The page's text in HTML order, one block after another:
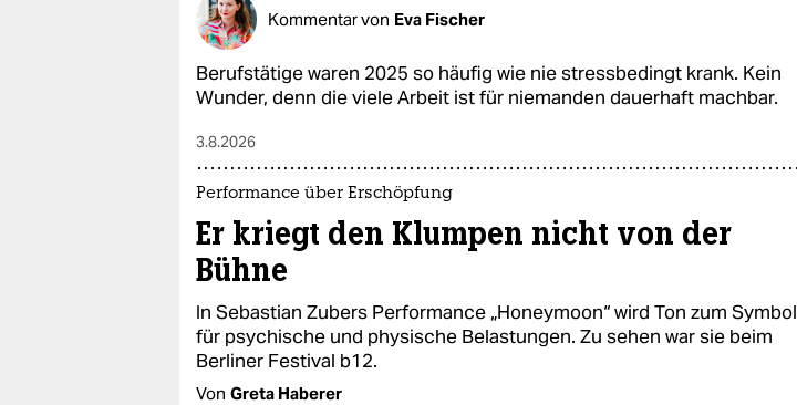
epaper login
Kommentar von Eva Fischer
Berufstätige waren 2025 so häufig wie nie stressbedingt krank. Kein
Wunder, denn die viele Arbeit ist für niemanden dauerhaft machbar.
3.8.2026
Performance über Erschöpfung
Er kriegt den Klumpen nicht von der
Bühne
In Sebastian Zubers Performance „Honeymoon“ wird Ton zum Symbol
für psychische und physische Belastungen. Zu sehen war sie beim
Berliner Festival b12.
Von Greta Haberer